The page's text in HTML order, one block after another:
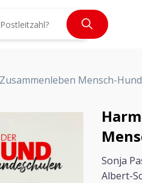
Mensch-Hund
Sonja
Albert-